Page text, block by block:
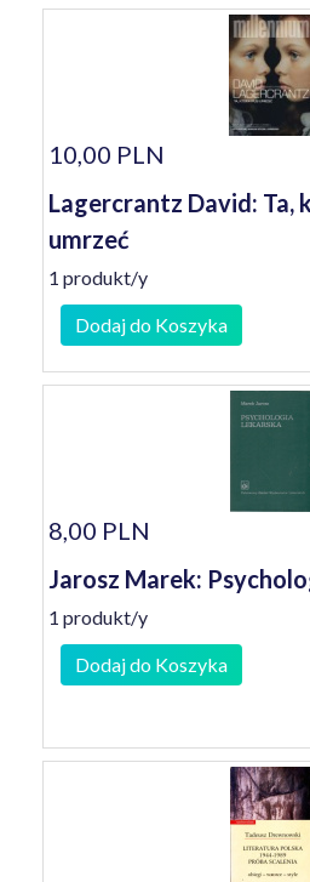
10,00 PLN
Lagercrantz David: Ta,
umrzeć
1 produkt/y
Dodaj do Koszyka
8,00 PLN
Jarosz Marek:
1 produkt/y
Dodaj do Koszyka